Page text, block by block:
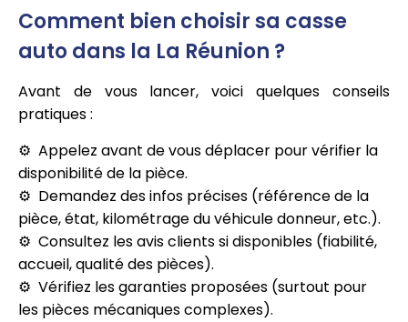
Comment bien choisir sa casse
auto dans la La Réunion ?
Avant de vous lancer, voici quelques conseils
pratiques :
Appelez avant de vous déplacer pour vérifier la
disponibilité de la pièce.
Demandez des infos précises (référence de la
pièce, état, kilométrage du véhicule donneur, etc.).
Consultez les avis clients si disponibles (fiabilité,
accueil, qualité des pièces).
Vérifiez les garanties proposées (surtout pour
les pièces mécaniques complexes).